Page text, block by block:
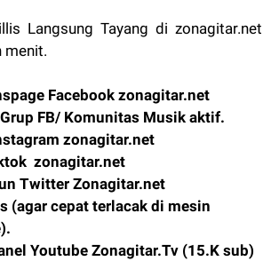
Langsung Tayang di zonagitar.net
menit.
Facebook zonagitar.net
FB/ Komunitas Musik aktif.
zonagitar.net
zonagitar.net
Twitter Zonagitar.net
(agar cepat terlacak di mesin
Youtube Zonagitar.Tv (15.K sub)